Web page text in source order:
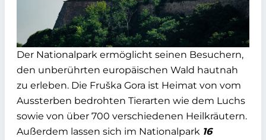
Der Nationalpark ermöglicht seinen Besuchern,
den unberührten europäischen Wald hautnah
zu erleben. Die Fruška Gora ist Heimat von vom
Aussterben bedrohten Tierarten wie dem Luchs
sowie von über 700 verschiedenen Heilkräutern.
Außerdem lassen sich im Nationalpark 16